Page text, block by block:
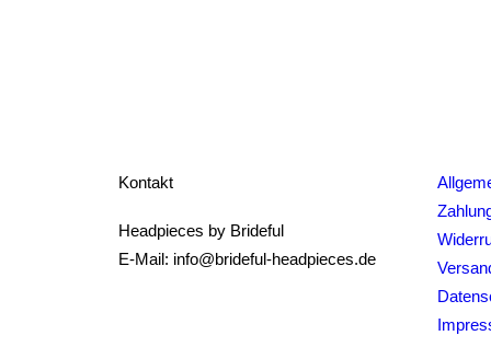
Kontakt
Headpieces by Brideful
E-Mail: info@brideful-headpieces.de